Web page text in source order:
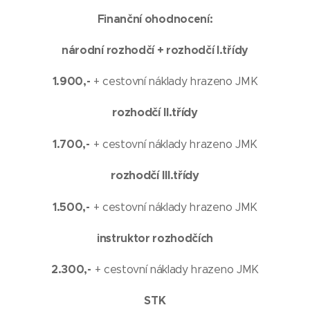
Finanční ohodnocení:
národní rozhodčí + rozhodčí I.třídy
1.900,- + cestovní náklady hrazeno JMK
rozhodčí II.třídy
1.700,- + cestovní náklady hrazeno JMK
rozhodčí III.třídy
1.500,- + cestovní náklady hrazeno JMK
instruktor rozhodčích
2.300,- + cestovní náklady hrazeno JMK
STK